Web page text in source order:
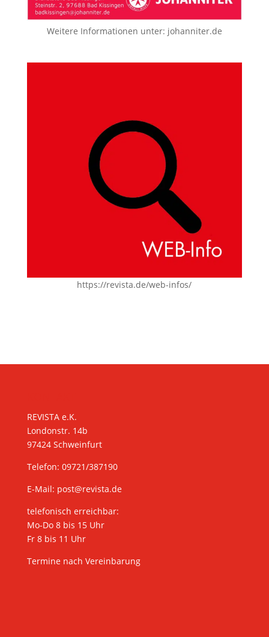
Weitere Informationen unter: johanniter.de
https://revista.de/web-infos/
REVISTA e.K.
Londonstr. 14b
97424 Schweinfurt
Telefon: 09721/387190
E-Mail: post@revista.de
telefonisch erreichbar:
Mo-Do 8 bis 15 Uhr
Fr 8 bis 11 Uhr
Termine nach Vereinbarung